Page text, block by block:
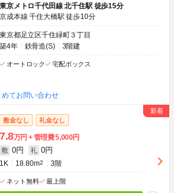
東京メトロ千代田線 北千住駅 徒歩15分
京成本線 千住大橋駅 徒歩10分
東京都足立区千住緑町３丁目
築4年
鉄骨造(S) 3階建
オートロック 宅配ボックス
てお問い合わせ
敷金なし 礼金なし
7.8万円 管理費5,000円
敷 0円 礼 0円
1K 18.80m2 3階
ネット無料 最上階